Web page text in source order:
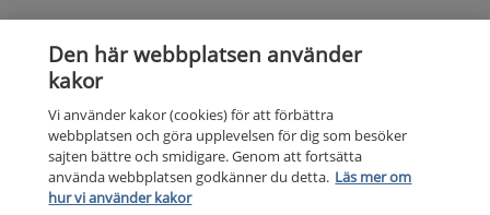
obehandlad grav hjärtsvikt
kritisk benischemi
om patienten genomgått kärlkirurgi där man
använt en ytlig ven för by-pass nedanför knät,
bör kärlkirurg rådfrågas innan
kompressionsbehandlingen inleds.
Kompressionstryck:
Den här webbplatsen använder
kakor
Vi använder kakor (cookies) för att förbättra
webbplatsen och göra upplevelsen för dig som besöker
sajten bättre och smidigare. Genom att fortsätta
använda webbplatsen godkänner du detta. Läs mer om
hur vi använder kakor